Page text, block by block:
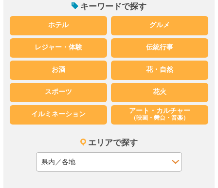
キーワードで探す
ホテル グルメ
レジャー・体験 伝統行事
お酒 花・自然
スポーツ 花火
イルミネーション アート・カルチャー
（映画・舞台・音楽）
エリアで探す